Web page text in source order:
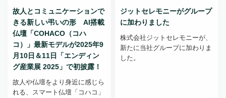
故人とコミュニケーションで
きる新しい弔いの形 AI搭載
仏壇「COHACO（コハ
コ）」最新モデルが2025年9
月10日＆11日「エンディン
グ産業展 2025」で初披露！
故人や仏壇をより身近に感じら
れる、スマート仏壇「コハコ」
ジットセレモニーがグループ
に加わりました
株式会社ジットセレモニーが、
新たに当社グループに加わりま
した。